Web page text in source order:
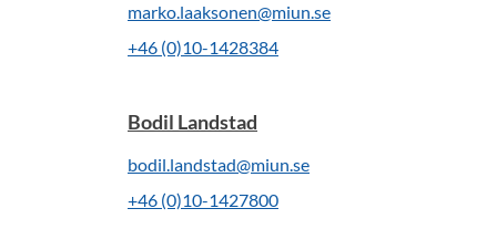
marko.laaksonen@miun.se
+46 (0)10-1428384
Bodil Landstad
bodil.landstad@miun.se
+46 (0)10-1427800